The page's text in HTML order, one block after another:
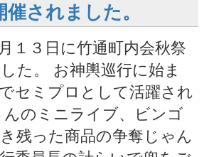
されました。
１３日に竹通町内会秋祭
た。 お神輿巡行に始ま
セミプロとして活躍され
んのミニライブ、ビンゴ
残った商品の争奪じゃん